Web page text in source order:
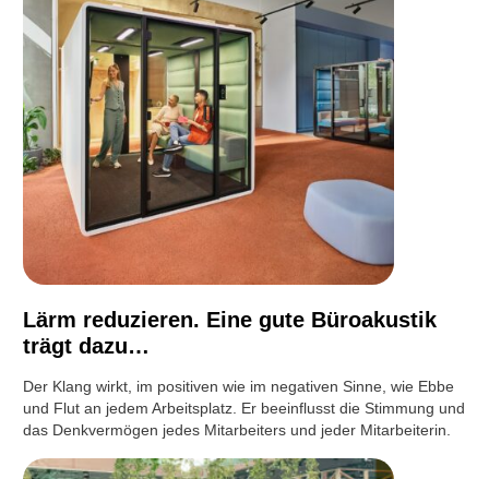
Lärm reduzieren. Eine gute Büroakustik
trägt dazu…
Der Klang wirkt, im positiven wie im negativen Sinne, wie Ebbe
und Flut an jedem Arbeitsplatz. Er beeinflusst die Stimmung und
das Denkvermögen jedes Mitarbeiters und jeder Mitarbeiterin.